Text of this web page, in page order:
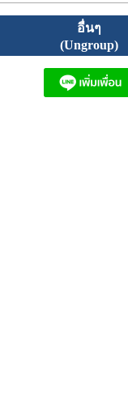
อื่นๆ
(Ungroup)